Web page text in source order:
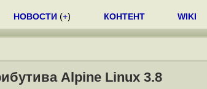
НОВОСТИ (+) КОНТЕНТ WIKI
Alpine Linux 3.8